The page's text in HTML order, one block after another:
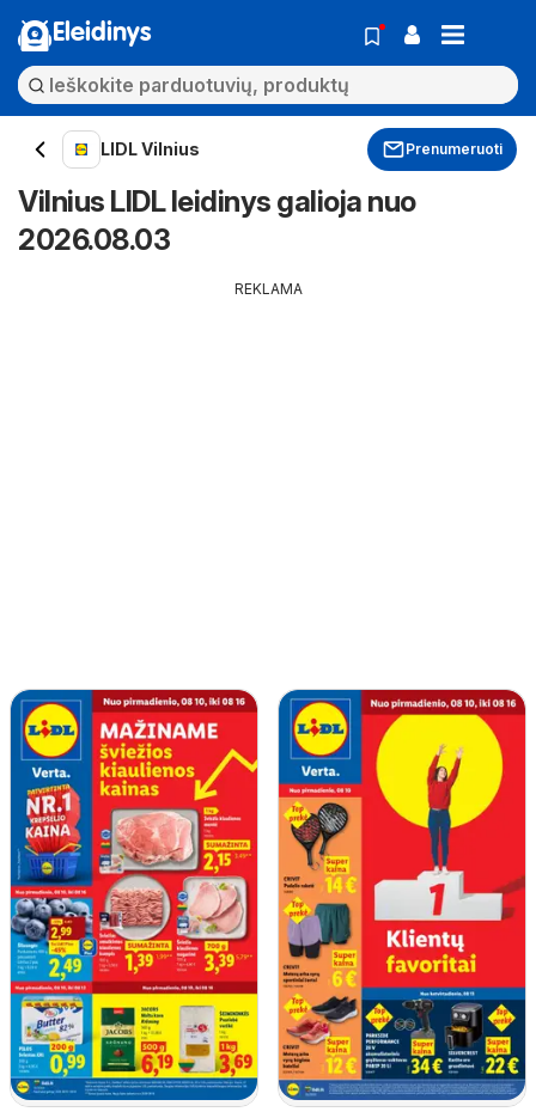
Eleidinys
LIDL Vilnius Prenumeruoti
Vilnius LIDL leidinys galioja nuo
2026.08.03
REKLAMA